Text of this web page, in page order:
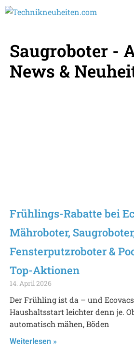
Saugroboter -
News &
Frühlings-Rabatte bei
Mähroboter,
Fensterputzroboter &
Top-Aktionen
14. April 2026
Der Frühling ist da – und
Haushaltsstart leichter denn je.
automatisch mähen, Böden
Weiterlesen »